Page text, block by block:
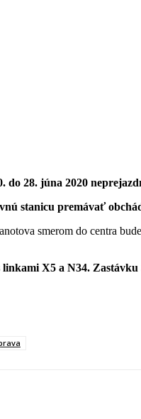
28. júna 2020
stanicu premávať
smerom do centra
X5 a N34.